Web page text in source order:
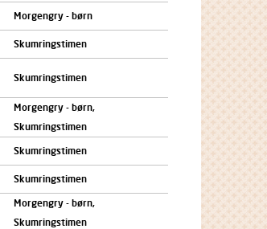
Morgengry - børn
Skumringstimen
Skumringstimen
Morgengry - børn,
Skumringstimen
Skumringstimen
Skumringstimen
Morgengry - børn,
Skumringstimen